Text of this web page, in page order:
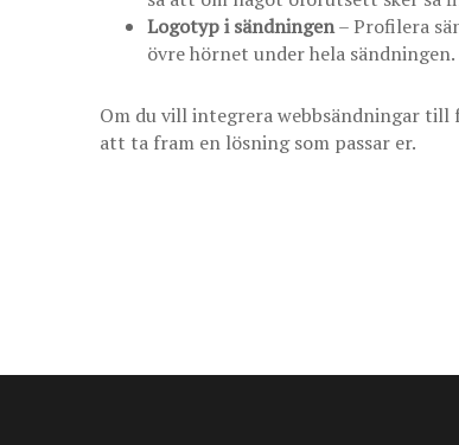
Logotyp i sändningen– Profilera
övre hörnet under hela sändningen.
Om du vill integrera webbsändningar
att ta fram en lösning som passar er.